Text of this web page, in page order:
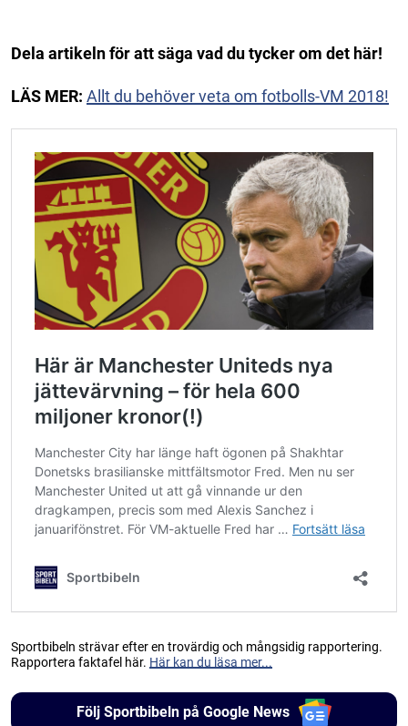
Dela artikeln för att säga vad du tycker om det här!
LÄS MER: Allt du behöver veta om fotbolls-VM 2018!
Sportbibeln strävar efter en trovärdig och mångsidig rapportering.
Rapportera faktafel här. Här kan du läsa mer...
Följ Sportbibeln på Google News